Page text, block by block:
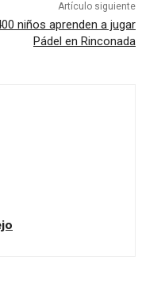
Artículo siguiente
niños aprenden a jugar
Pádel en Rinconada